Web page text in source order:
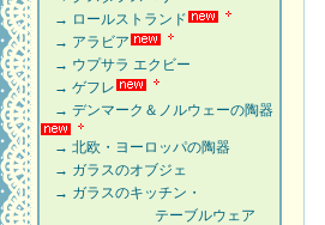
→ ロールストランド
→ アラビア
→ ウプサラ エクビー
→ ゲフレ
→ デンマーク＆ノルウェーの陶器
→ 北欧・ヨーロッパの陶器
→ ガラスのオブジェ
→ ガラスのキッチン・
テーブルウェア